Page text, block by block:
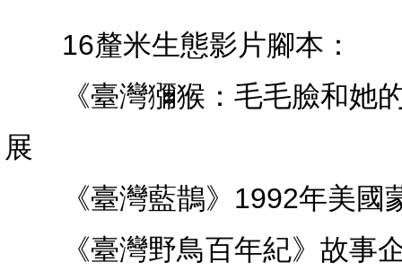
16釐米生態影片腳本：
《臺灣獼猴：毛毛臉和她的
展
《臺灣藍鵲》1992年美國
《臺灣野鳥百年紀》故事企